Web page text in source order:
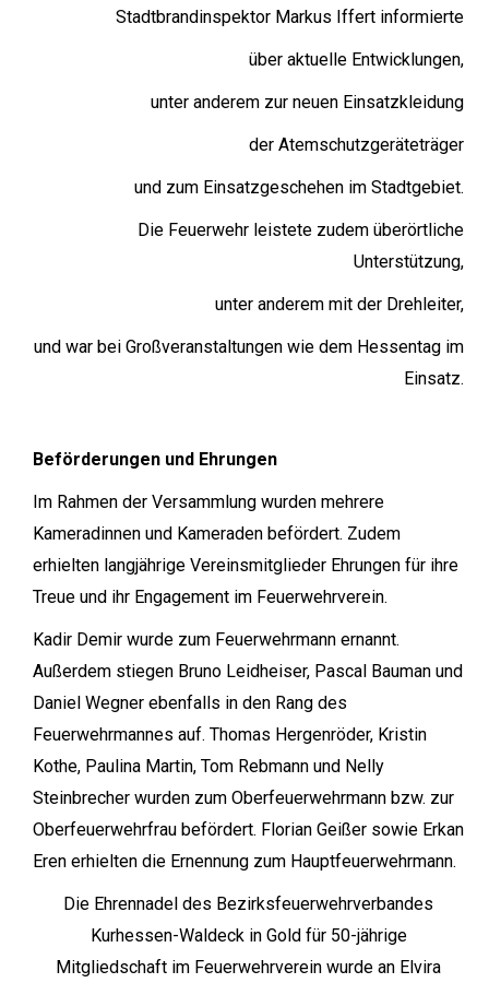
Stadtbrandinspektor Markus Iffert informierte
über aktuelle Entwicklungen,
unter anderem zur neuen Einsatzkleidung
der Atemschutzgeräteträger
und zum Einsatzgeschehen im Stadtgebiet.
Die Feuerwehr leistete zudem überörtliche
Unterstützung,
unter anderem mit der Drehleiter,
und war bei Großveranstaltungen wie dem Hessentag im
Einsatz.
Beförderungen und Ehrungen
Im Rahmen der Versammlung wurden mehrere
Kameradinnen und Kameraden befördert. Zudem
erhielten langjährige Vereinsmitglieder Ehrungen für ihre
Treue und ihr Engagement im Feuerwehrverein.
Kadir Demir wurde zum Feuerwehrmann ernannt.
Außerdem stiegen Bruno Leidheiser, Pascal Bauman und
Daniel Wegner ebenfalls in den Rang des
Feuerwehrmannes auf. Thomas Hergenröder, Kristin
Kothe, Paulina Martin, Tom Rebmann und Nelly
Steinbrecher wurden zum Oberfeuerwehrmann bzw. zur
Oberfeuerwehrfrau befördert. Florian Geißer sowie Erkan
Eren erhielten die Ernennung zum Hauptfeuerwehrmann.
Die Ehrennadel des Bezirksfeuerwehrverbandes
Kurhessen-Waldeck in Gold für 50-jährige
Mitgliedschaft im Feuerwehrverein wurde an Elvira